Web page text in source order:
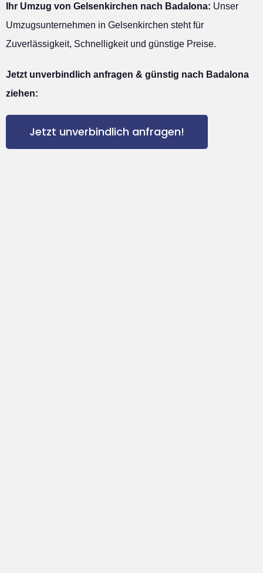
Ihr Umzug von Gelsenkirchen nach Badalona: Unser
Umzugsunternehmen in Gelsenkirchen steht für
Zuverlässigkeit, Schnelligkeit und günstige Preise.
Jetzt unverbindlich anfragen & günstig nach Badalona
ziehen:
Jetzt unverbindlich anfragen!